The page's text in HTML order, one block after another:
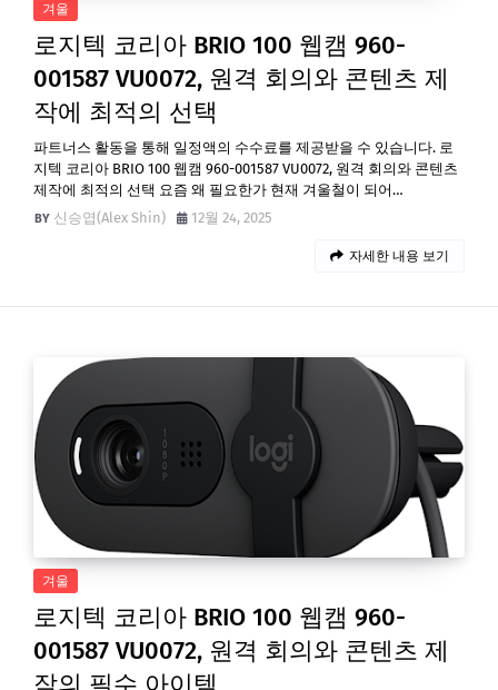
겨울
로지텍 코리아 BRIO 100 웹캠 960-
001587 VU0072, 원격 회의와 콘텐츠 제
작에 최적의 선택
파트너스 활동을 통해 일정액의 수수료를 제공받을 수 있습니다. 로
지텍 코리아 BRIO 100 웹캠 960-001587 VU0072, 원격 회의와 콘텐츠
제작에 최적의 선택 요즘 왜 필요한가 현재 겨울철이 되어…
신승엽(Alex Shin)
12월 24, 2025
자세한 내용 보기
겨울
로지텍 코리아 BRIO 100 웹캠 960-
001587 VU0072, 원격 회의와 콘텐츠 제
작의 필수 아이템